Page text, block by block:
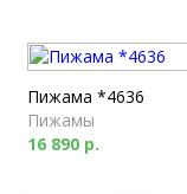
Пижама *4636
Пижамы
16 890 р.